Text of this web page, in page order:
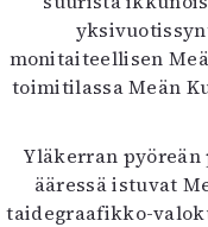
monitaiteellisen
toimitilassa Meän
Yläkerran
ääressä istuvat
taidegraafikko-